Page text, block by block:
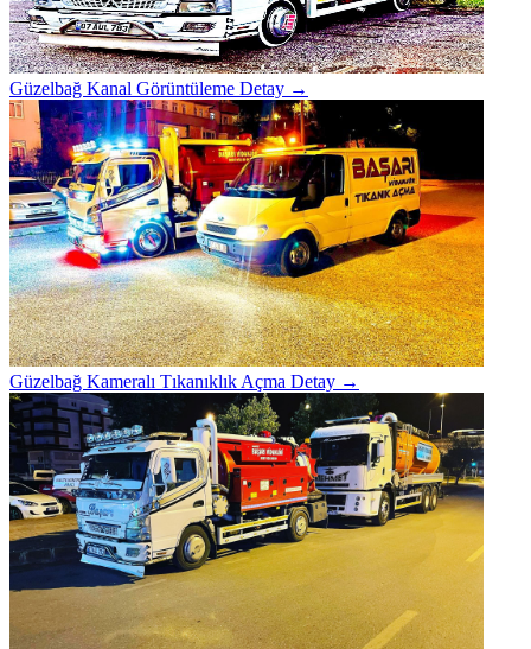
Güzelbağ Kanal Görüntüleme Detay →
Güzelbağ Kameralı Tıkanıklık Açma Detay →